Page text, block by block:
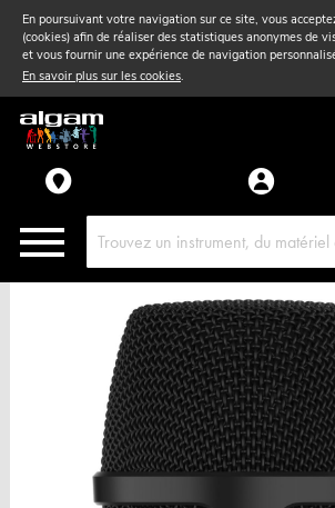
En poursuivant votre navigation sur ce site, vous
(cookies) afin de réaliser des statistiques anonymes de
et vous fournir une expérience de navigation
En savoir plus sur les cookies.
Vent& Violon
Accessoires
Pièces détachées